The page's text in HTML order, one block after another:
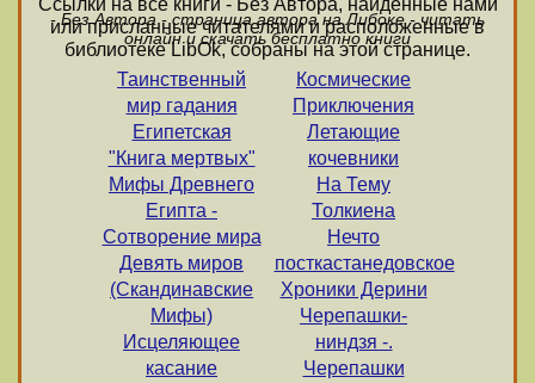
или присланные читателями и расположенные в
библиотеке LibOk, собраны на этой странице.
- Без Автора - страница автора на Либоке - читать
онлайн и скачать бесплатно книги
Таинственный
мир гадания
Египетская
"Книга мертвых"
Мифы Древнего
Египта -
Сотворение мира
Девять миров
(Скандинавские
Мифы)
Исцеляющее
касание
Космические
Приключения
Летающие
кочевники
На Тему
Толкиена
Нечто
посткастанедовское
Хроники Дерини
Черепашки-
ниндзя -.
Черепашки